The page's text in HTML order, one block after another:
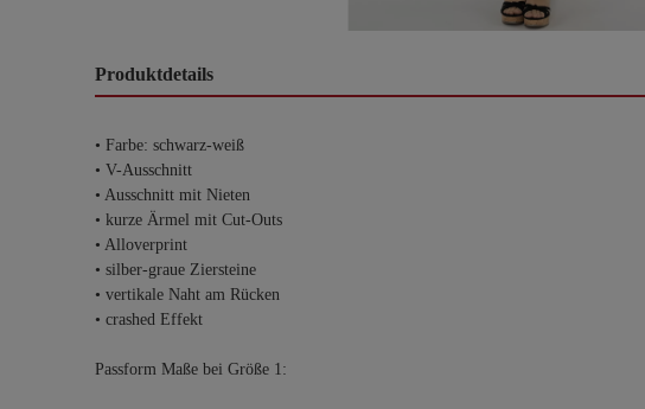
Produktdetails
• Farbe: schwarz-weiß
• V-Ausschnitt
• Ausschnitt mit Nieten
• kurze Ärmel mit Cut-Outs
• Alloverprint
• silber-graue Ziersteine
• vertikale Naht am Rücken
• crashed Effekt
Passform Maße bei Größe 1: